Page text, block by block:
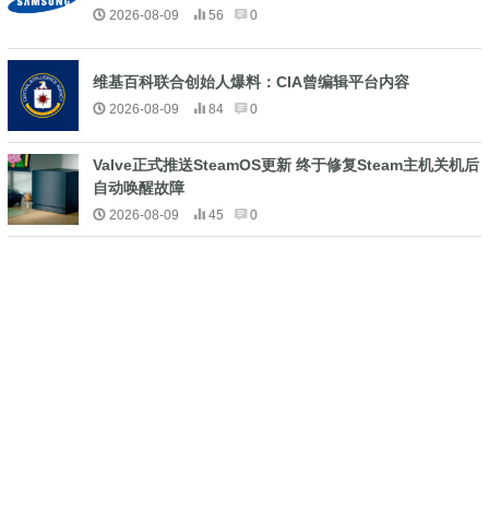
2026-08-09 56 0
维基百科联合创始人爆料：CIA曾编辑平台内容
2026-08-09 84 0
Valve正式推送SteamOS更新 终于修复Steam主机关机后
自动唤醒故障
2026-08-09 45 0